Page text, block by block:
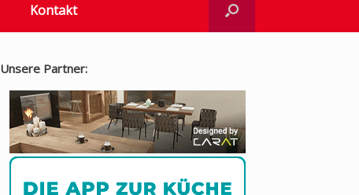
Kontakt
Unsere Partner: